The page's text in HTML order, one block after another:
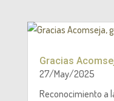
Gracias
27/May/2025
Reconocimiento a